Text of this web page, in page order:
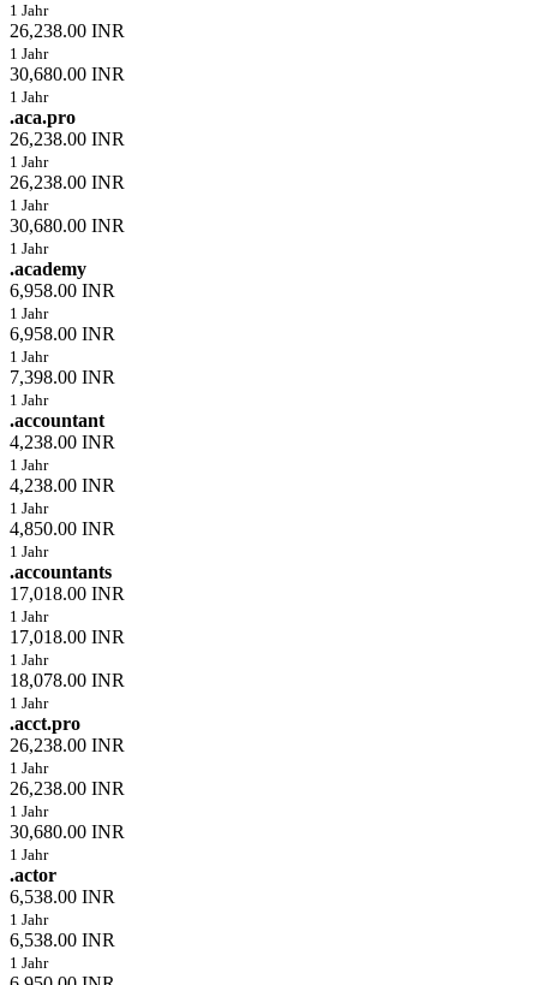
1 Jahr
26,238.00 INR
1 Jahr
30,680.00 INR
1 Jahr
.aca.pro
26,238.00 INR
1 Jahr
26,238.00 INR
1 Jahr
30,680.00 INR
1 Jahr
.academy
6,958.00 INR
1 Jahr
6,958.00 INR
1 Jahr
7,398.00 INR
1 Jahr
.accountant
4,238.00 INR
1 Jahr
4,238.00 INR
1 Jahr
4,850.00 INR
1 Jahr
.accountants
17,018.00 INR
1 Jahr
17,018.00 INR
1 Jahr
18,078.00 INR
1 Jahr
.acct.pro
26,238.00 INR
1 Jahr
26,238.00 INR
1 Jahr
30,680.00 INR
1 Jahr
.actor
6,538.00 INR
1 Jahr
6,538.00 INR
1 Jahr